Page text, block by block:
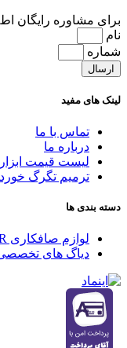
برای مشاوره رایگان
نام
شماره
ارسال
لینک های مفید
تماس با ما
درباره ما
لیست قیمت
ترمیم تگرگ
دسته بندی ها
لوازم صافکاری PDR
دیاگ های